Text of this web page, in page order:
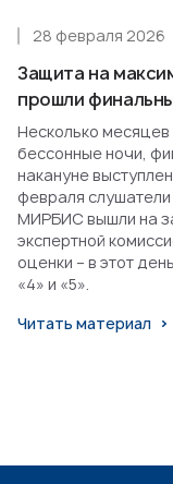
Защита на
прошли
28 февраля 2026
Несколько
бессонные ночи,
накануне
февраля
МИРБИС вышли на
экспертной
оценки – в этот
«4» и «5».
Читать материал